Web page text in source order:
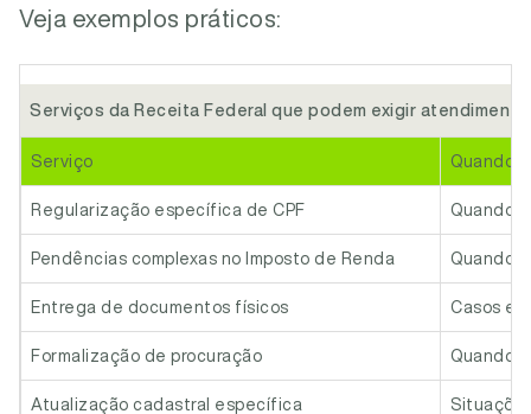
Veja exemplos práticos:
Serviços da Receita Federal que podem exigir
Serviço Quando
Regularização específica de CPF Quando
Pendências complexas no Imposto de Renda Quando
Entrega de documentos físicos Casos
Formalização de procuração Quando
Atualização cadastral específica